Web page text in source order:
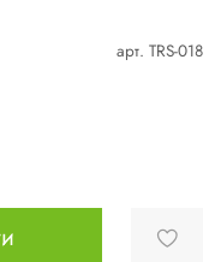
арт. TRS-018